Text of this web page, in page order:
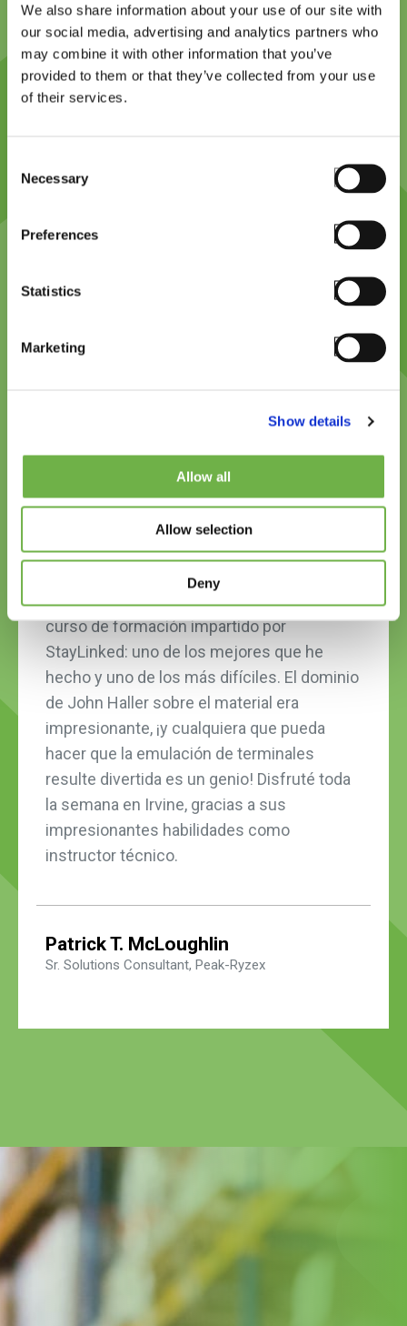
We also share information about your use of our site with
our social media, advertising and analytics partners who
may combine it with other information that you’ve
provided to them or that they’ve collected from your use
of their services.
Selection
Necessary
Preferences
Statistics
Marketing
Show details
Allow all
Allow selection
Deny
Platform design philosophy,
Technology and innovation (feature videos if
support and guidance. Previous successes and
Quiero destacar lo excelente que fue el
curso de formación impartido por
StayLinked: uno de los mejores que he
hecho y uno de los más difíciles. El dominio
de John Haller sobre el material era
impresionante, ¡y cualquiera que pueda
hacer que la emulación de terminales
resulte divertida es un genio! Disfruté toda
la semana en Irvine, gracias a sus
impresionantes habilidades como
instructor técnico.
Patrick T. McLoughlin
Sr. Solutions Consultant, Peak-Ryzex